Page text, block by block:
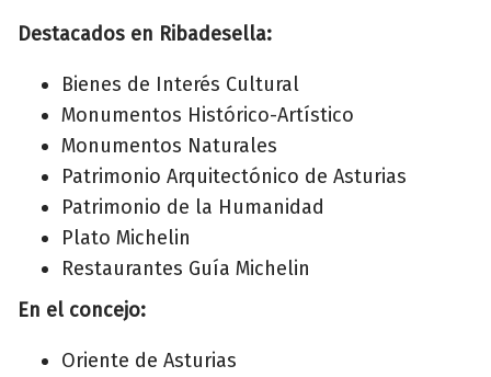
Destacados en Ribadesella:
Bienes de Interés Cultural
Monumentos Histórico-Artístico
Monumentos Naturales
Patrimonio Arquitectónico de Asturias
Patrimonio de la Humanidad
Plato Michelin
Restaurantes Guía Michelin
En el concejo:
Oriente de Asturias